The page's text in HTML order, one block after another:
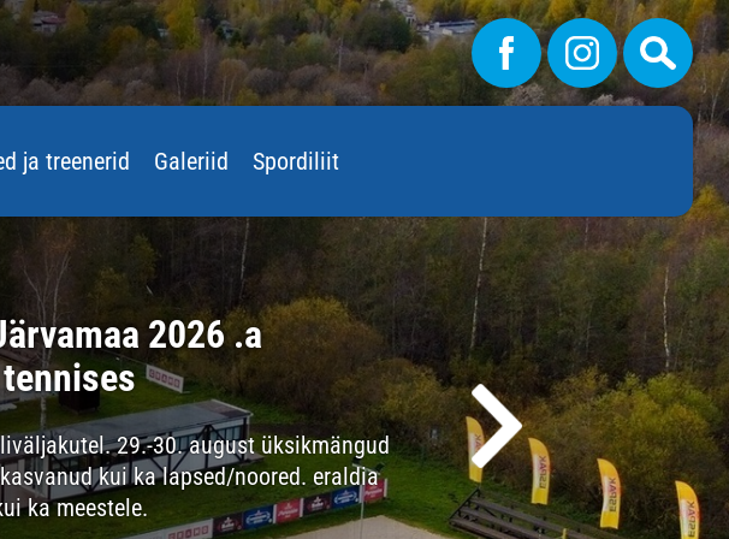
ja treenerid Galeriid Spordiliit
2026 .a
29.-30. august üksikmängud
kui ka lapsed/noored. eraldia
ka meestele.
Eile,16